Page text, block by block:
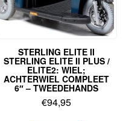
STERLING ELITE II
STERLING ELITE II PLUS /
ELITE2: WIEL;
ACHTERWIEL COMPLEET
6″ – TWEEDEHANDS
€94,95